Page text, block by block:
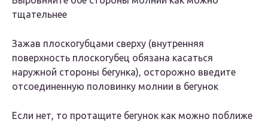
тщательнее
Зажав плоскогубцами сверху (внутренняя
поверхность плоскогубец обязана касаться
наружной стороны бегунка), осторожно введите
отсоединенную половинку молнии в бегунок
Если нет, то протащите бегунок как можно поближе